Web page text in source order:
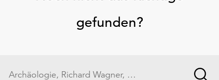
gefunden?